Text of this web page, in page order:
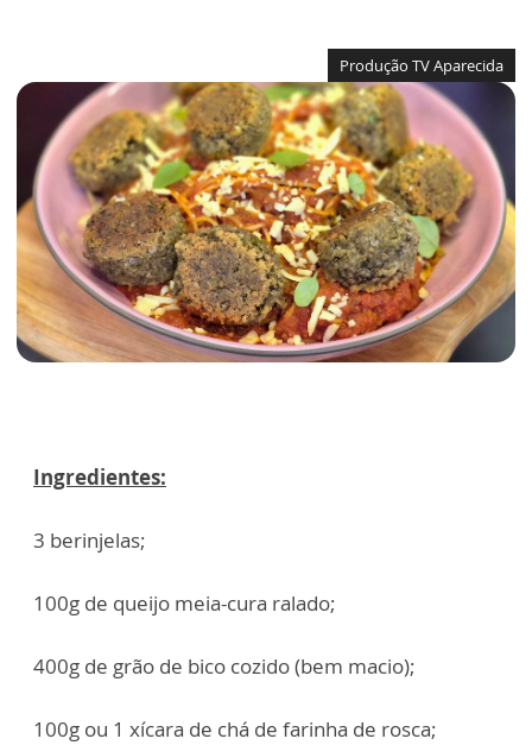
Produção TV Aparecida
Ingredientes:
3 berinjelas;
100g de queijo meia-cura ralado;
400g de grão de bico cozido (bem macio);
100g ou 1 xícara de chá de farinha de rosca;